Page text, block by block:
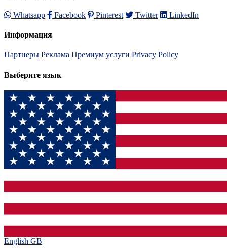
Whatsapp Facebook Pinterest Twitter LinkedIn
Информация
Партнеры Реклама Премиум услуги Privacy Policy
Выберите язык
English GB‎